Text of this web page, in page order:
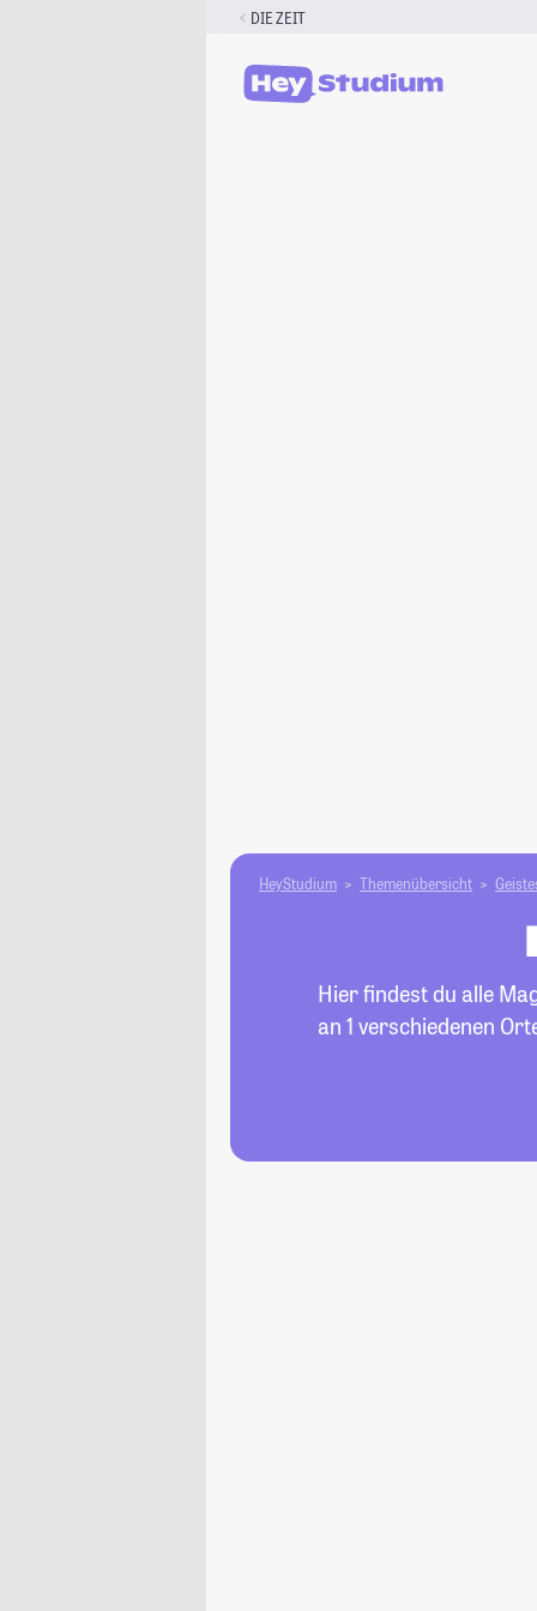
DIE ZEIT
HeyStudium Themenübersicht
Hier findest du alle
an 1 verschiedenen